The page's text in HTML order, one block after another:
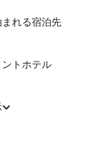
れる宿泊先
トホテル